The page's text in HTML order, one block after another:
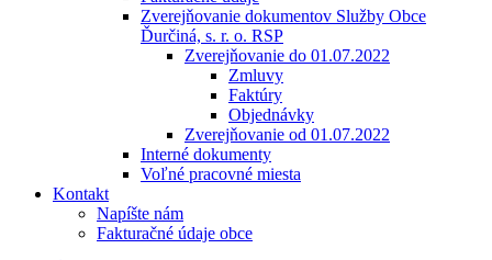
Zverejňovanie dokumentov Služby Obce
Ďurčiná, s. r. o. RSP
Zverejňovanie do 01.07.2022
Zmluvy
Faktúry
Objednávky
Zverejňovanie od 01.07.2022
Interné dokumenty
Voľné pracovné miesta
Kontakt
Napíšte nám
Fakturačné údaje obce